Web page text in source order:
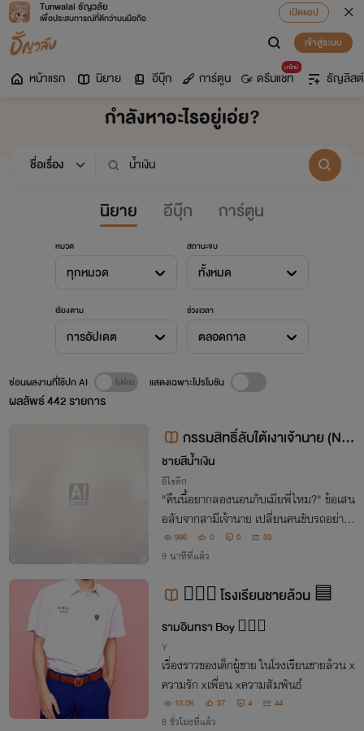
Tunwalai ธัญวลัย
เพื่อประสบการณ์ที่ดีกว่าบนมือถือ
เปิดแอป
เข้าสู่ระบบ
หน้าแรก นิยาย อีบุ๊ก การ์ตูน
มาใหม่
ดรีมแชท ธัญลิสต์
กำลังหาอะไรอยู่เอ่ย?
นิยาย อีบุ๊ก การ์ตูน
หมวด
ทุกหมวด
สถานะจบ
ทั้งหมด
เรียงตาม
การอัปเดต
ช่วงเวลา
ตลอดกาล
ผลลัพธ์442รายการ
ซ่อนผลงานที่ใช้ปก AI แสดงเฉพาะโปรโมชัน
กรรมสิทธิ์ลับใต้เงาเจ้านาย (NC
-20)
ชายสีน้ำเงิน
อีโรติก
"คืนนี้อยากลองนอนกับเมียพี่ไหม?" ข้อเสน
อลับจากสามีเจ้านาย เปลี่ยนคนขับรถอย่างเ
ขาให้กลายเป็นผู้ครอบครองความลับ สู่เกม
แย่งชิงกรรมสิทธิ์ที่เดิมพันด้วยชีวิต
996 0 0 33
9 นาทีที่แล้ว
🤦🏻‍♂️ โรงเรียนชายล้วน 🟦
รามอินทรา Boy 🙋🏻‍♂️
Y
เรื่องราวของเด็กผู้ชาย ในโรงเรียนชายล้วน x
ความรัก xเพื่อน xความสัมพันธ์
13.0K 37 4 44
8 ชั่วโมงที่แล้ว